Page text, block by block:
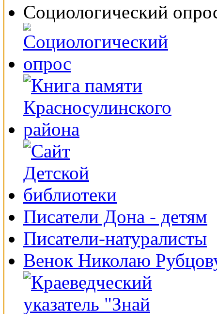
Социологический
Писатели Дона - детям
Писатели-натуралисты
Венок Николаю